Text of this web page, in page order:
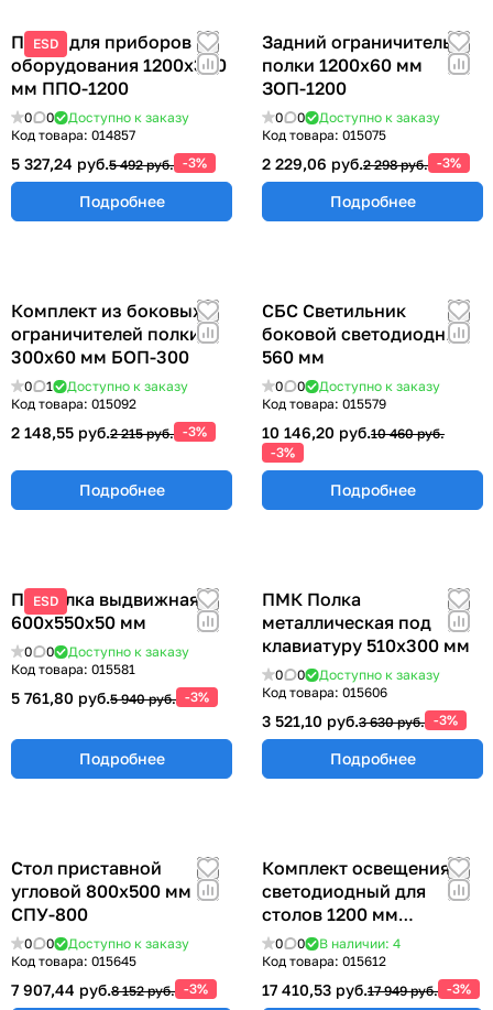
ESD
Полка для приборов и
оборудования 1200х300
мм ППО-1200
0 0
Доступно к заказу
Код товара: 014857
5 327,24 руб.5 492 руб. -3%
Подробнее
Задний ограничитель
полки 1200х60 мм
ЗОП-1200
0 0
Доступно к заказу
Код товара: 015075
2 229,06 руб.2 298 руб. -3%
Подробнее
Комплект из боковых
ограничителей полки
300х60 мм БОП-300
0 1
Доступно к заказу
Код товара: 015092
2 148,55 руб.2 215 руб. -3%
Подробнее
СБС Светильник
боковой светодиодный
560 мм
0 0
Доступно к заказу
Код товара: 015579
10 146,20 руб.10 460 руб.
-3%
Подробнее
ESD
ПВ Полка выдвижная
600х550х50 мм
0 0
Доступно к заказу
Код товара: 015581
5 761,80 руб.5 940 руб. -3%
Подробнее
ПМК Полка
металлическая под
клавиатуру 510х300 мм
0 0
Доступно к заказу
Код товара: 015606
3 521,10 руб.3 630 руб. -3%
Подробнее
Стол приставной
угловой 800х500 мм
СПУ-800
0 0
Доступно к заказу
Код товара: 015645
7 907,44 руб.8 152 руб. -3%
Комплект освещения
светодиодный для
столов 1200 мм
КОС-1200
0 0
В наличии: 4
Код товара: 015612
17 410,53 руб.17 949 руб. -3%